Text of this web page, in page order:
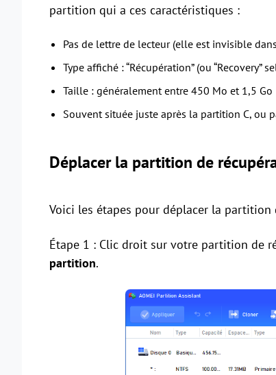
partition qui a ces caractéristiques :
Pas de lettre de lecteur (elle est invisible
Type affiché : “Récupération” (ou “Recovery”
Taille : généralement entre 450 Mo et 1,5 Go
Souvent située juste après la partition C, ou
Déplacer la partition de
Voici les étapes pour déplacer la
Étape 1 : Clic droit sur votre partition de
partition.